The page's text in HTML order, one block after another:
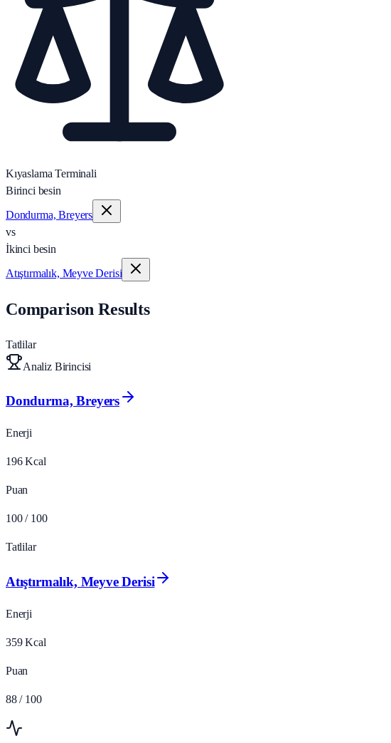
Kıyaslama Terminali
Birinci besin
Dondurma, Breyers
vs
İkinci besin
Atıştırmalık, Meyve Derisi
Comparison Results
Tatlilar
Analiz Birincisi
Dondurma, Breyers
Enerji
196 Kcal
Puan
100 / 100
Tatlilar
Atıştırmalık, Meyve Derisi
Enerji
359 Kcal
Puan
88 / 100